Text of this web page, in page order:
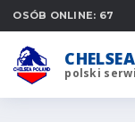
OSÓB ONLINE: 67
CHELSEA
polski